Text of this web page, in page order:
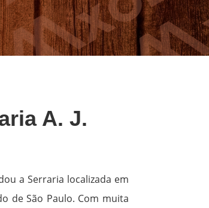
A. J.
a Serraria localizada em
de São Paulo. Com muita